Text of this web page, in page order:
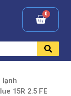
lạnh
15R 2.5 FE